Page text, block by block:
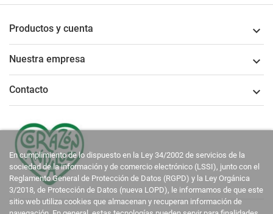
Productos y cuenta 
Nuestra empresa 
Contacto 
En cumplimiento de lo dispuesto en la Ley 34/2002 de servicios de la
sociedad de la información y de comercio electrónico (LSSI), junto con el
Reglamento General de Protección de Datos (RGPD) y la Ley Orgánica
3/2018, de Protección de Datos (nueva LOPD), le informamos de que este
sitio web utiliza cookies que almacenan y recuperan información de